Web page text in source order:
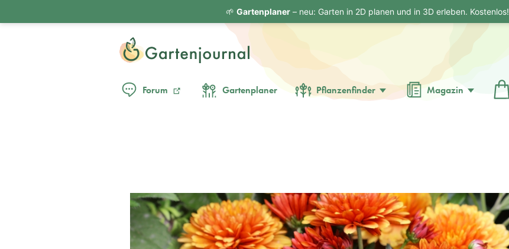
Forum Gartenplaner Pflanzenfinder Magazin
🌱 Gartenplaner– neu: Garten in 2D planen und in 3D erleben. Kostenlos!